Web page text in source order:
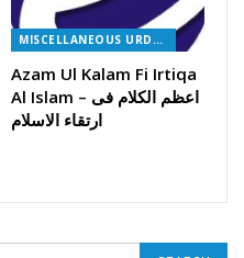
MISCELLANEOUS URDU BOOKS
Azam Ul Kalam Fi Irtiqa
Al Islam – اعظم الکلام فی
ارتقاء الاسلام